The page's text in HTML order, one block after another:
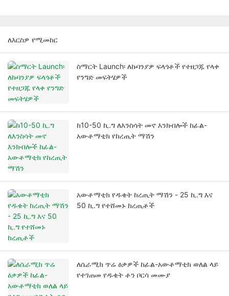
ለእርስዎ የሚመከር
ስማርት Launch፡ ለኩባንያዎ ፍላጎቶች የተዘጋጁ የላቀ
የንግድ መፍትሄዎች
ከ10-50 ኪ.ግ ለእንስሳት መኖ እንክብሎች ከፊል-
አውቶማቲክ የከረጢት ማሽን
አውቶማቲክ የዱቄት ከረጢት ማሽን - 25 ኪ.ግ እና
50 ኪ.ግ የተሸመኑ ከረጢቶች
ለሴራሚክ ጥሬ ዕቃዎች ከፊል-አውቶማቲክ ወለል ላይ
የተገጠመ የዱቄት ቶን ቦርሳ መሙያ